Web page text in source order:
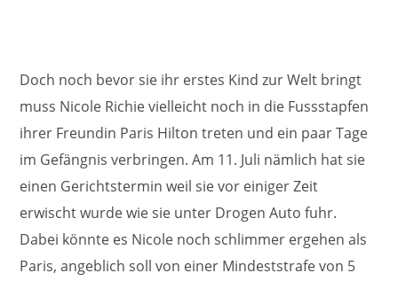
Doch noch bevor sie ihr erstes Kind zur Welt bringt
muss Nicole Richie vielleicht noch in die Fussstapfen
ihrer Freundin Paris Hilton treten und ein paar Tage
im Gefängnis verbringen. Am 11. Juli nämlich hat sie
einen Gerichtstermin weil sie vor einiger Zeit
erwischt wurde wie sie unter Drogen Auto fuhr.
Dabei könnte es Nicole noch schlimmer ergehen als
Paris, angeblich soll von einer Mindeststrafe von 5